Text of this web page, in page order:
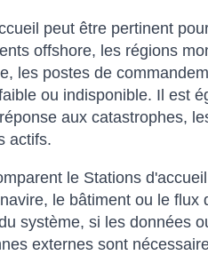
peut être pertinent
offshore, les régions
les postes de
ou indisponible. Il est
aux catastrophes,
actifs.
le Stations
le bâtiment ou le
système, si les données
externes sont